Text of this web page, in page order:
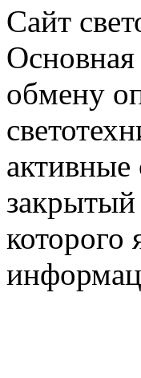
Сайт
Основная
обмену
которого